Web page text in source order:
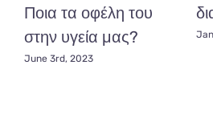
Ποια τα οφέλη του
στην υγεία μας?
June 3rd, 2023